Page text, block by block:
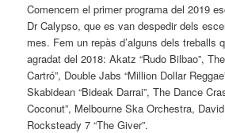
Comencem el primer programa del 2019
Dr Calypso, que es van despedir dels
mes. Fem un repàs d’alguns dels treballs
agradat del 2018: Akatz “Rudo Bilbao”,
Cartró”, Double Jabs “Million Dollar
Skabidean “Bideak Darrai”, The Dance
Coconut”, Melbourne Ska Orchestra,
Rocksteady 7 “The Giver”.